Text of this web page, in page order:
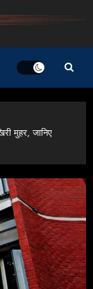
मुहर, जानिए